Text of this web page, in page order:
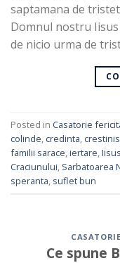
saptamana de
Domnul nostru
de nicio urma de
Posted in Casatorie
colinde, credinta,
familii sarace,iertare,
Craciunului, Sarbatoarea
speranta, suflet bun
Ce spune